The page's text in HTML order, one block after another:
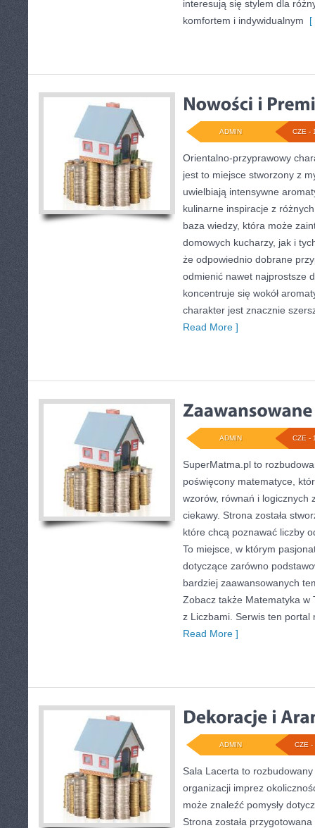
interesują się stylem dla
komfortem i indywidualnym [
CZE -
ADMIN
Orientalno-przyprawowy
jest to miejsce stworzony z
uwielbiają intensywne
kulinarne inspiracje z
baza wiedzy, która może
domowych kucharzy, jak i
że odpowiednio dobrane
odmienić nawet najprostsze
koncentruje się wokół
charakter jest znacznie
Read More ]
CZE -
ADMIN
SuperMatma.pl to
poświęcony matematyce,
wzorów, równań i logicznych
ciekawy. Strona została
które chcą poznawać liczby
To miejsce, w którym
dotyczące zarówno
bardziej zaawansowanych
Zobacz także Matematyka w
z Liczbami. Serwis ten portal
Read More ]
CZE -
ADMIN
Sala Lacerta to
organizacji imprez
może znaleźć pomysły
Strona została